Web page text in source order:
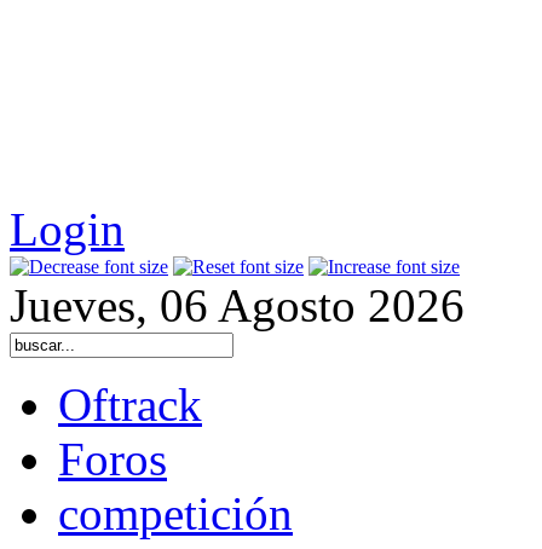
Login
Jueves, 06 Agosto 2026
Oftrack
Foros
competición